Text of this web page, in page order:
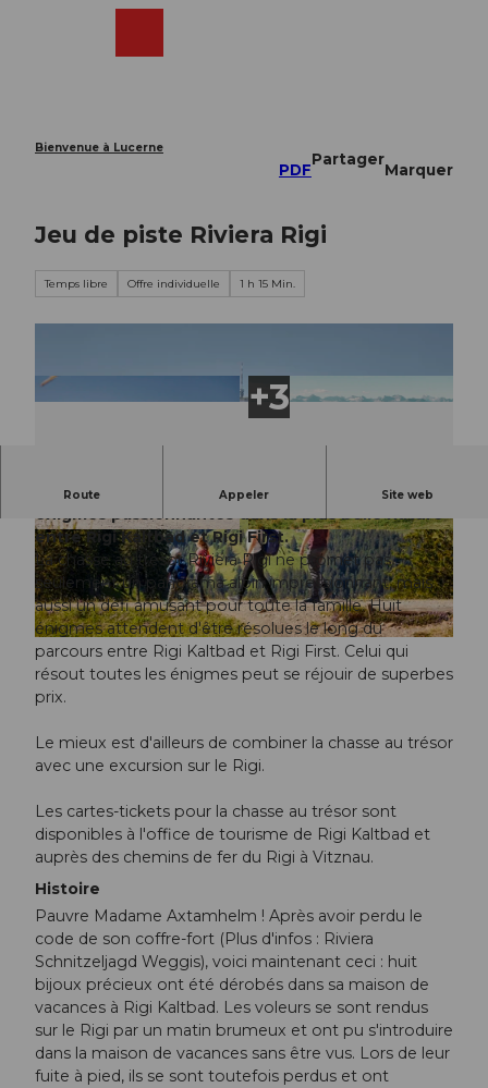
Bienvenue à Lucerne
PDF
Partager
Marquer
Jeu de piste Riviera Rigi
Temps libre Offre individuelle 1 h 15 Min.
© Luzern Tourismus, Beat Brechbühl |CC-BY-NC-ND
© Rigi Bahnen AG, Beat Brechbuehl |
CC-BY-NC-ND
© Switzerland Tourism, Silvano Zeiter |
CC-BY-NC-ND
Route Appeler Site web
La "Chasse au trésor du Rigi" promet des
énigmes passionnantes dans la plus belle nature
entre Rigi Kaltbad et Rigi First.
La chasse au trésor Riviera Rigi ne promet pas
seulement un panorama alpin impressionnant, mais
aussi un défi amusant pour toute la famille. Huit
énigmes attendent d'être résolues le long du
parcours entre Rigi Kaltbad et Rigi First. Celui qui
résout toutes les énigmes peut se réjouir de superbes
prix.
Le mieux est d'ailleurs de combiner la chasse au trésor
avec une excursion sur le Rigi.
Les cartes-tickets pour la chasse au trésor sont
disponibles à l'office de tourisme de Rigi Kaltbad et
auprès des chemins de fer du Rigi à Vitznau.
Histoire
Pauvre Madame Axtamhelm ! Après avoir perdu le
code de son coffre-fort (Plus d'infos : Riviera
Schnitzeljagd Weggis), voici maintenant ceci : huit
bijoux précieux ont été dérobés dans sa maison de
vacances à Rigi Kaltbad. Les voleurs se sont rendus
sur le Rigi par un matin brumeux et ont pu s'introduire
dans la maison de vacances sans être vus. Lors de leur
fuite à pied, ils se sont toutefois perdus et ont